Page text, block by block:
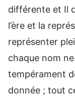
différente et Il
l’ère et la
représenter
chaque nom
tempérament
donnée ; tout